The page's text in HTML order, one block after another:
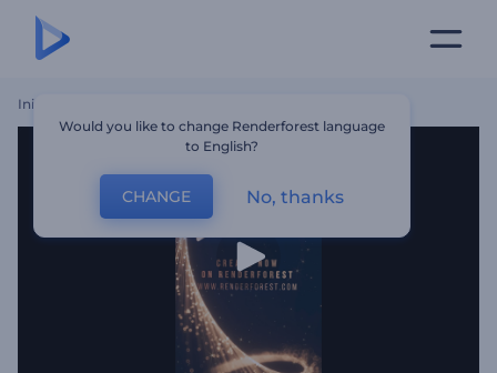
Inicio
Would you like to change Renderforest language
to English?
CHANGE No, thanks